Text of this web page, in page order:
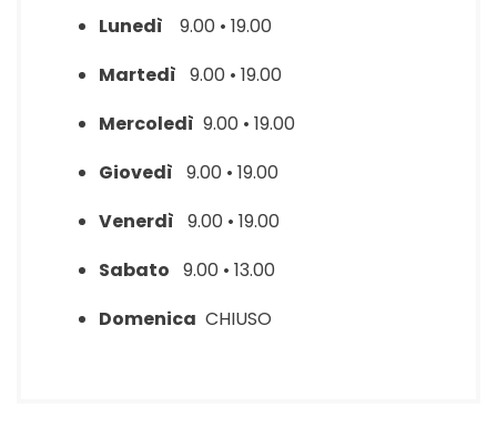
Lunedì
9.00 • 19.00
Martedì 9.00 • 19.00
Mercoledì 9.00 • 19.00
Giovedì 9.00 • 19.00
Venerdì 9.00 • 19.00
Sabato 9.00 • 13.00
Domenica CHIUSO